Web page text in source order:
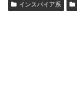
インスパイア系